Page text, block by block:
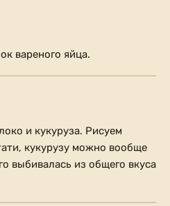
вареного яйца.
и кукуруза. Рисуем
кукурузу можно вообще
выбивалась из общего вкуса